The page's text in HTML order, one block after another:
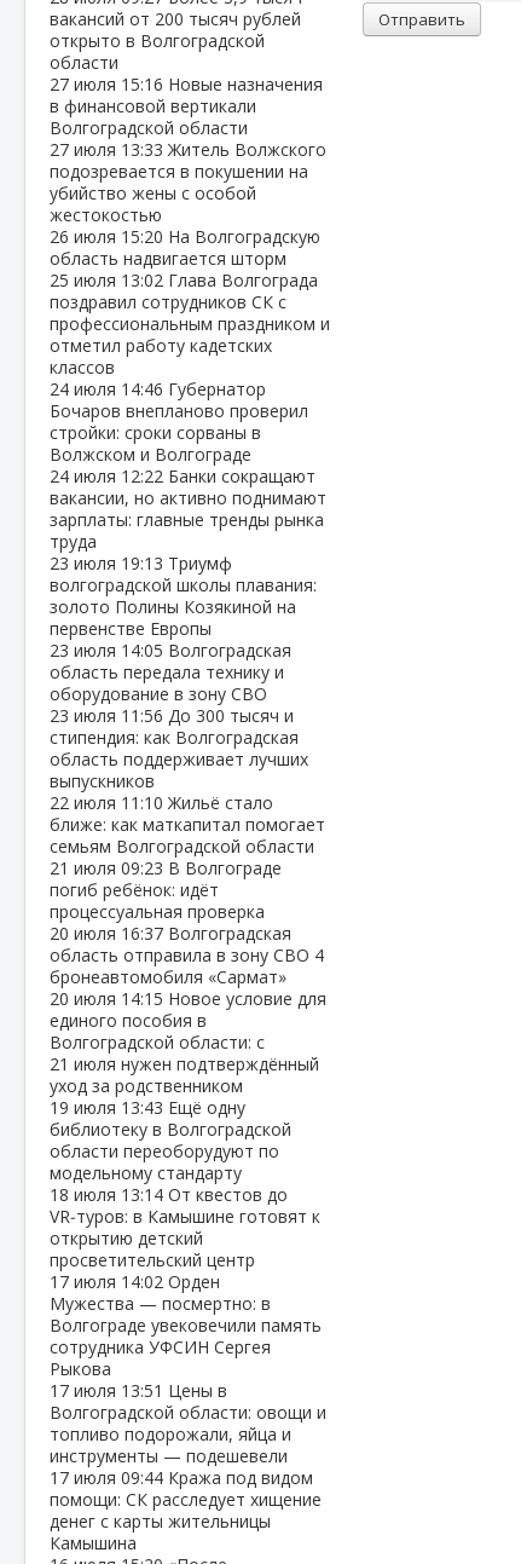
вакансий от 200 тысяч рублей
открыто в Волгоградской
области
27 июля 15:16 Новые назначения
в финансовой вертикали
Волгоградской области
27 июля 13:33Житель Волжского
подозревается в покушении на
убийство жены с особой
жестокостью
26 июля 15:20 На Волгоградскую
область надвигается шторм
25 июля 13:02 Глава Волгограда
поздравил сотрудников СК с
профессиональным праздником и
отметил работу кадетских
классов
24 июля 14:46 Губернатор
Бочаров внепланово проверил
стройки: сроки сорваны в
Волжском и Волгограде
24 июля 12:22 Банки сокращают
вакансии, но активно поднимают
зарплаты: главные тренды рынка
труда
23 июля 19:13 Триумф
волгоградской школы плавания:
золото Полины Козякиной на
первенстве Европы
23 июля 14:05 Волгоградская
область передала технику и
оборудование в зону СВО
23 июля 11:56 До 300 тысяч и
стипендия: как Волгоградская
область поддерживает лучших
выпускников
22 июля 11:10Жильё стало
ближе: как маткапитал помогает
семьям Волгоградской области
21 июля 09:23 В Волгограде
погиб ребёнок: идёт
процессуальная проверка
20 июля 16:37 Волгоградская
область отправила в зону СВО 4
бронеавтомобиля «Сармат»
20 июля 14:15 Новое условие для
единого пособия в
Волгоградской области: с
21 июля нужен подтверждённый
уход за родственником
19 июля 13:43 Ещё одну
библиотеку в Волгоградской
области переоборудуют по
модельному стандарту
18 июля 13:14 От квестов до
VR‑туров: в Камышине готовят к
открытию детский
просветительский центр
17 июля 14:02 Орден
Мужества — посмертно: в
Волгограде увековечили память
сотрудника УФСИН Сергея
Рыкова
17 июля 13:51 Цены в
Волгоградской области: овощи и
топливо подорожали, яйца и
инструменты — подешевели
17 июля 09:44 Кража под видом
помощи: СК расследует хищение
денег с карты жительницы
Камышина
Отправить